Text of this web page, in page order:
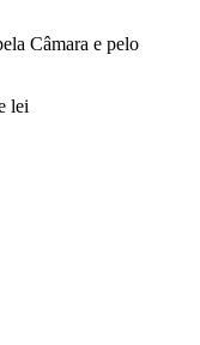
Câmara e pelo
lei